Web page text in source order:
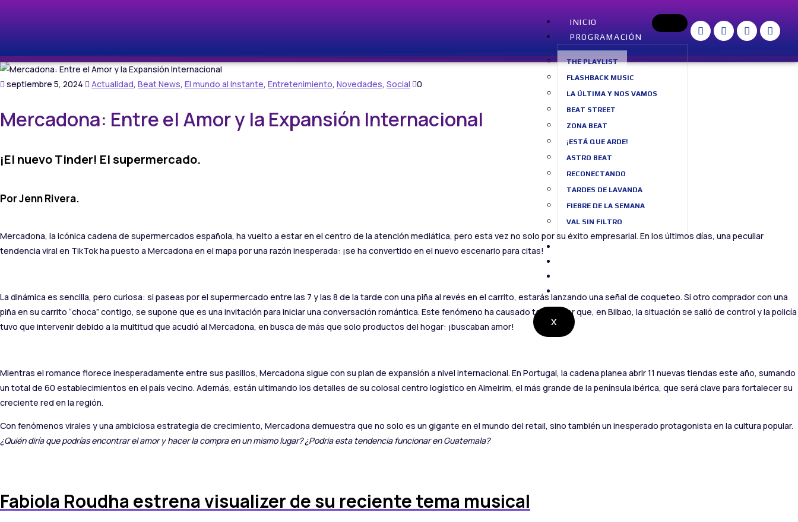
INICIO
PROGRAMACIÓN
THE PLAYLIST
FLASHBACK MUSIC
LA ÚLTIMA Y NOS VAMOS
BEAT STREET
ZONA BEAT
¡ESTÁ QUE ARDE!
ASTRO BEAT
RECONECTANDO
TARDES DE LAVANDA
FIEBRE DE LA SEMANA
VAL SIN FILTRO
X
septiembre 5, 2024 Actualidad, Beat News, El mundo al Instante, Entretenimiento, Novedades, Social 0
Mercadona: Entre el Amor y la Expansión Internacional
¡El nuevo Tinder! El supermercado.
Por Jenn Rivera.
Mercadona, la icónica cadena de supermercados española, ha vuelto a estar en el centro de la atención mediática, pero esta vez no solo por su éxito empresarial. En los últimos días, una peculiar
tendencia viral en TikTok ha puesto a Mercadona en el mapa por una razón inesperada: ¡se ha convertido en el nuevo escenario para citas!
La dinámica es sencilla, pero curiosa: si paseas por el supermercado entre las 7 y las 8 de la tarde con una piña al revés en el carrito, estarás lanzando una señal de coqueteo. Si otro comprador con una
piña en su carrito “choca” contigo, se supone que es una invitación para iniciar una conversación romántica. Este fenómeno ha causado tanto furor que, en Bilbao, la situación se salió de control y la policía
tuvo que intervenir debido a la multitud que acudió al Mercadona, en busca de más que solo productos del hogar: ¡buscaban amor!
Mientras el romance florece inesperadamente entre sus pasillos, Mercadona sigue con su plan de expansión a nivel internacional. En Portugal, la cadena planea abrir 11 nuevas tiendas este año, sumando
un total de 60 establecimientos en el país vecino. Además, están ultimando los detalles de su colosal centro logístico en Almeirim, el más grande de la península ibérica, que será clave para fortalecer su
creciente red en la región.
Con fenómenos virales y una ambiciosa estrategia de crecimiento, Mercadona demuestra que no solo es un gigante en el mundo del retail, sino también un inesperado protagonista en la cultura popular.
¿Quién diría que podrías encontrar el amor y hacer la compra en un mismo lugar? ¿Podria esta tendencia funcionar en Guatemala?
Fabiola Roudha estrena visualizer de su reciente tema musical